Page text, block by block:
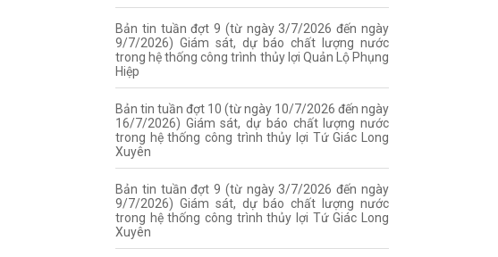
Bản tin tuần đợt 9 (từ ngày 3/7/2026 đến ngày
9/7/2026) Giám sát, dự báo chất lượng nước
trong hệ thống công trình thủy lợi Quản Lộ Phụng
Hiệp
Bản tin tuần đợt 10 (từ ngày 10/7/2026 đến ngày
16/7/2026) Giám sát, dự báo chất lượng nước
trong hệ thống công trình thủy lợi Tứ Giác Long
Xuyên
Bản tin tuần đợt 9 (từ ngày 3/7/2026 đến ngày
9/7/2026) Giám sát, dự báo chất lượng nước
trong hệ thống công trình thủy lợi Tứ Giác Long
Xuyên